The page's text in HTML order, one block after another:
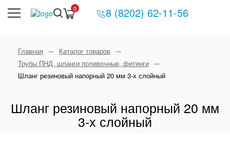
0 8 (8202) 62-11-56
Главная
Каталог товаров
Трубы ПНД, шланги поливочные, фитинги
Шланг резиновый напорный 20 мм 3-х слойный
Шланг резиновый напорный 20 мм
3-х слойный